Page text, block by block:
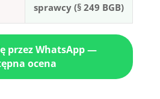
sprawcy (§ 249 BGB)
przez WhatsApp —
ocena